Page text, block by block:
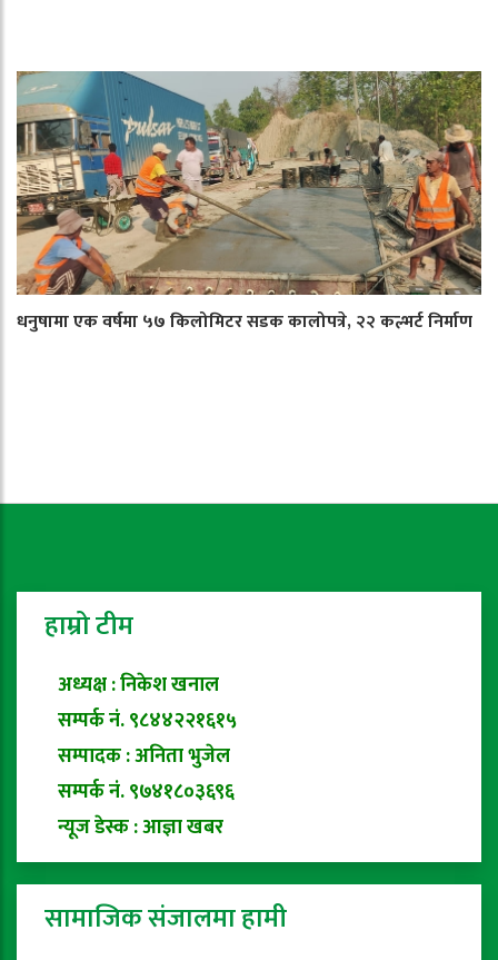
धनुषामा एक वर्षमा ५७ किलोमिटर सडक कालोपत्रे, २२ कल्भर्ट निर्माण
हाम्रो टीम
अध्यक्ष : निकेश खनाल
सम्पर्क नं. ९८४४२२१६१५
सम्पादक : अनिता भुजेल
सम्पर्क नं. ९७४१८०३६९६
न्यूज डेस्क : आज्ञा खबर
सामाजिक संजालमा हामी